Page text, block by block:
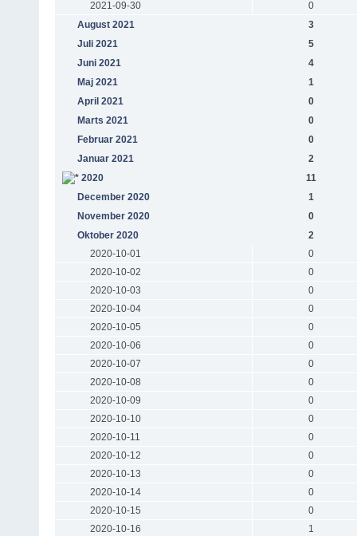
2021-09-30
0
August 2021
3
Juli 2021
5
Juni 2021
4
Maj 2021
1
April 2021
0
Marts 2021
0
Februar 2021
0
Januar 2021
2
2020
11
December 2020
1
November 2020
0
Oktober 2020
2
2020-10-01
0
2020-10-02
0
2020-10-03
0
2020-10-04
0
2020-10-05
0
2020-10-06
0
2020-10-07
0
2020-10-08
0
2020-10-09
0
2020-10-10
0
2020-10-11
0
2020-10-12
0
2020-10-13
0
2020-10-14
0
2020-10-15
0
2020-10-16
1